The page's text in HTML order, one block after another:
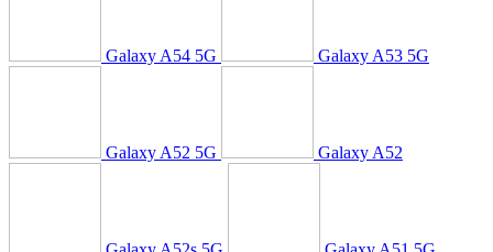
Galaxy A54 5G Galaxy A53 5G
Galaxy A52 5G Galaxy A52